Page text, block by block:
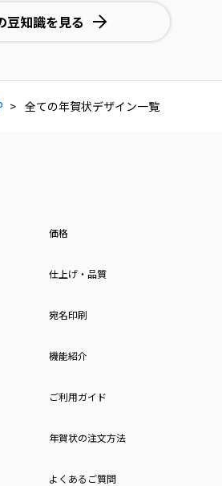
豆知識を見る
全ての年賀状デザイン一覧
価格
仕上げ・品質
宛名印刷
機能紹介
ご利用ガイド
年賀状の注文方法
よくあるご質問